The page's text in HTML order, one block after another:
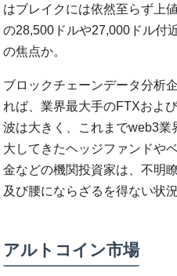
はブレイクには依然至らず上
の28,500ドルや27,000ドル付
の焦点か。
ブロックチェーンデータ分析
れば、業界最大手のFTXおよ
波は大きく、これまでweb3
大してきたヘッジファンドや
金などの機関投資家は、不明
及び腰にならざるを得ない状
アルトコイン市場